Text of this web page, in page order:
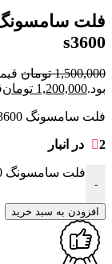
s3600
1,500,000 تومان
بود.1,200,000 تومان
فلت سامسونگ FLEX CABLE SAMSUNG s3600
2 در انبار
-
فلت سامسونگ FLEX CABLE SAMSUNG s3600 عدد
افزودن به سبد خرید